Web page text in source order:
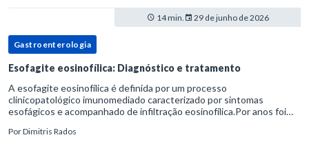
14 min. 29 de junho de 2026
Gastroenterologia
Esofagite eosinofílica: Diagnóstico e tratamento
A esofagite eosinofílica é definida por um processo
clinicopatológico imunomediado caracterizado por sintomas
esofágicos e acompanhado de infiltração eosinofílica.Por anos foi
refluxo gastr
PorDimitris Rados